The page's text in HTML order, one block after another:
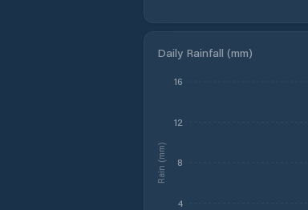
Daily Rainfall (mm)
4
8
12
16
Rain (mm)